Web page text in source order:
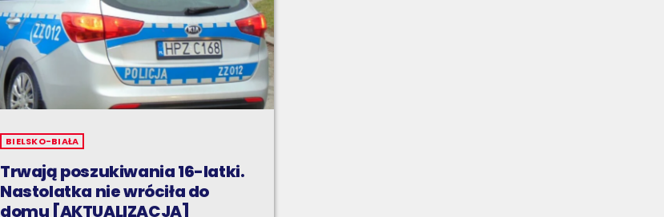
BIELSKO-BIAŁA
Trwają poszukiwania 16-latki.
Nastolatka nie wróciła do
domu [AKTUALIZACJA]